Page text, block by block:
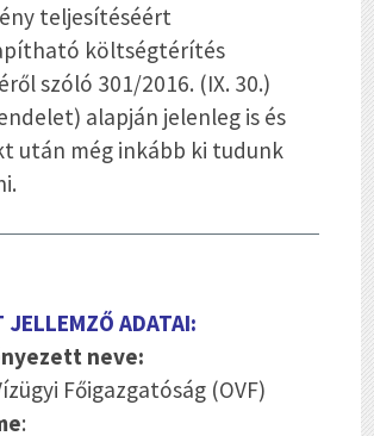
teljesítéséért
költségtérítés
szóló 301/2016. (IX. 30.)
alapján jelenleg is és
után még inkább ki tudunk
JELLEMZŐ ADATAI:
neve:
Főigazgatóság (OVF)
: